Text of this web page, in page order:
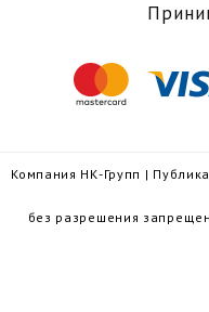
Компания НК-Групп |
без разрешения